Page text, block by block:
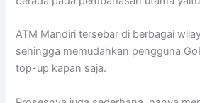
ATM Mandiri tersebar di berbagai
sehingga memudahkan pengguna
top-up kapan saja.